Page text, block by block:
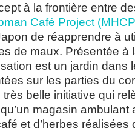
à la frontière entre
Café Project
de réapprendre à
de maux. Présentée à
est un jardin dans
sur les parties du
très belle initiative qui
magasin
et d’herbes